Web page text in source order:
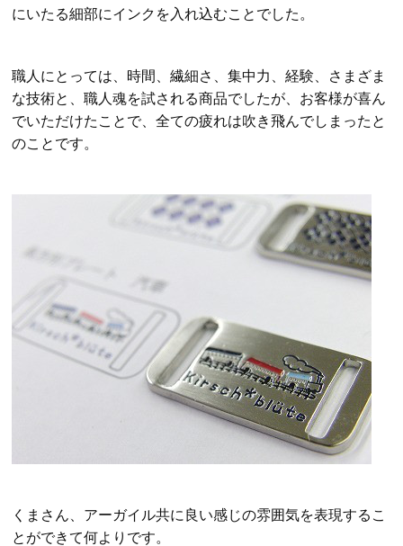
にいたる細部にインクを入れ込むことでした。
職人にとっては、時間、繊細さ、集中力、経験、さまざま
な技術と、職人魂を試される商品でしたが、お客様が喜ん
でいただけたことで、全ての疲れは吹き飛んでしまったと
のことです。
くまさん、アーガイル共に良い感じの雰囲気を表現するこ
とができて何よりです。